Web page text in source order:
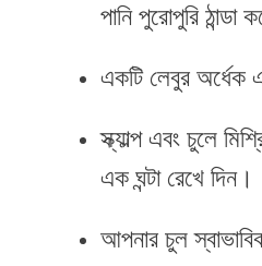
পানি পুরোপুরি ঠান্ডা
একটি লেবুর অর্ধেক
স্ক্যাল্প এবং চুলে
এক ঘন্টা রেখে দিন।
আপনার চুল